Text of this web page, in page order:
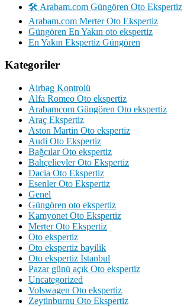
🛠️ Arabam.com Güngören Oto Ekspertiz
Arabam.com Merter Oto Ekspertiz
Güngören En Yakın oto ekspertiz
En Yakın Ekspertiz Güngören
Kategoriler
Airbag Kontrolü
Alfa Romeo Oto ekspertiz
Arabamcom Güngören Oto ekspertiz
Araç Ekspertiz
Aston Martin Oto ekspertiz
Audi Oto Ekspertiz
Bağcılar Oto ekspertiz
Bahçelievler Oto Ekspertiz
Dacia Oto Ekspertiz
Esenler Oto Ekspertiz
Genel
Güngören oto ekspertiz
Kamyonet Oto Ekspertiz
Merter Oto Ekspertiz
Oto ekspertiz
Oto ekspertiz bayilik
Oto ekspertiz İstanbul
Pazar günü açık Oto ekspertiz
Uncategorized
Volswagen Oto ekspertiz
Zeytinburnu Oto Ekspertiz